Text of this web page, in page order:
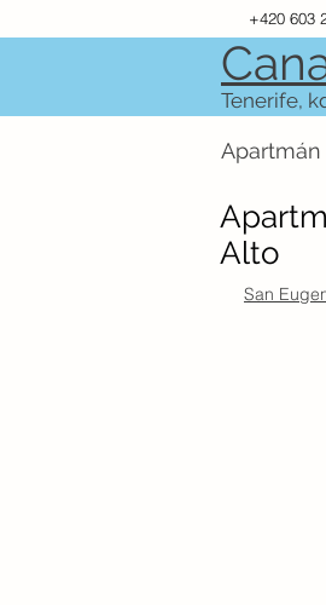
+420 603
Tenerife,
Apartmán
Alto
San